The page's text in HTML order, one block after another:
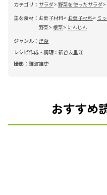
カテゴリ： サラダ 野菜を使ったサラダ
主な食材： お菓子材料 お菓子材料
ミ
野菜 根菜
にんじん
ジャンル： 洋食
レシピ作成・調理： 新谷友里江
撮影： 難波雄史
おすすめ